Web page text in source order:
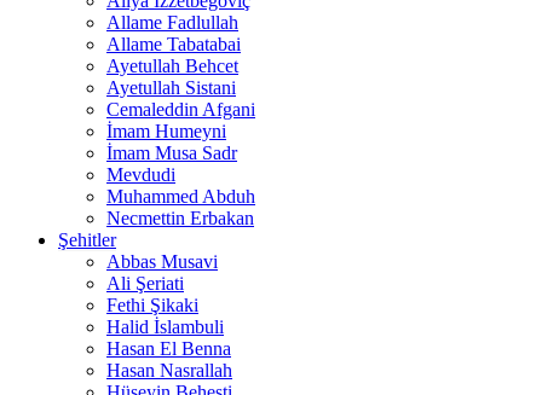
Allame Fadlullah
Allame Tabatabai
Ayetullah Behcet
Ayetullah Sistani
Cemaleddin Afgani
İmam Humeyni
İmam Musa Sadr
Mevdudi
Muhammed Abduh
Necmettin Erbakan
Şehitler
Abbas Musavi
Ali Şeriati
Fethi Şikaki
Halid İslambuli
Hasan El Benna
Hasan Nasrallah